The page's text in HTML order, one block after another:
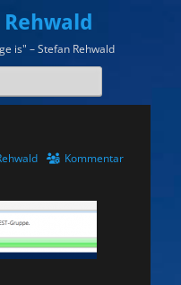
is" – Stefan Rehwald
Kommentar